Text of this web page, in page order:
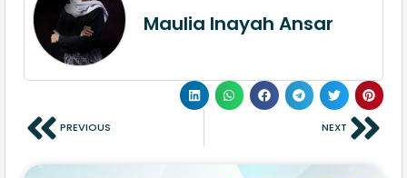
Maulia Inayah Ansar
PREVIOUS NEXT